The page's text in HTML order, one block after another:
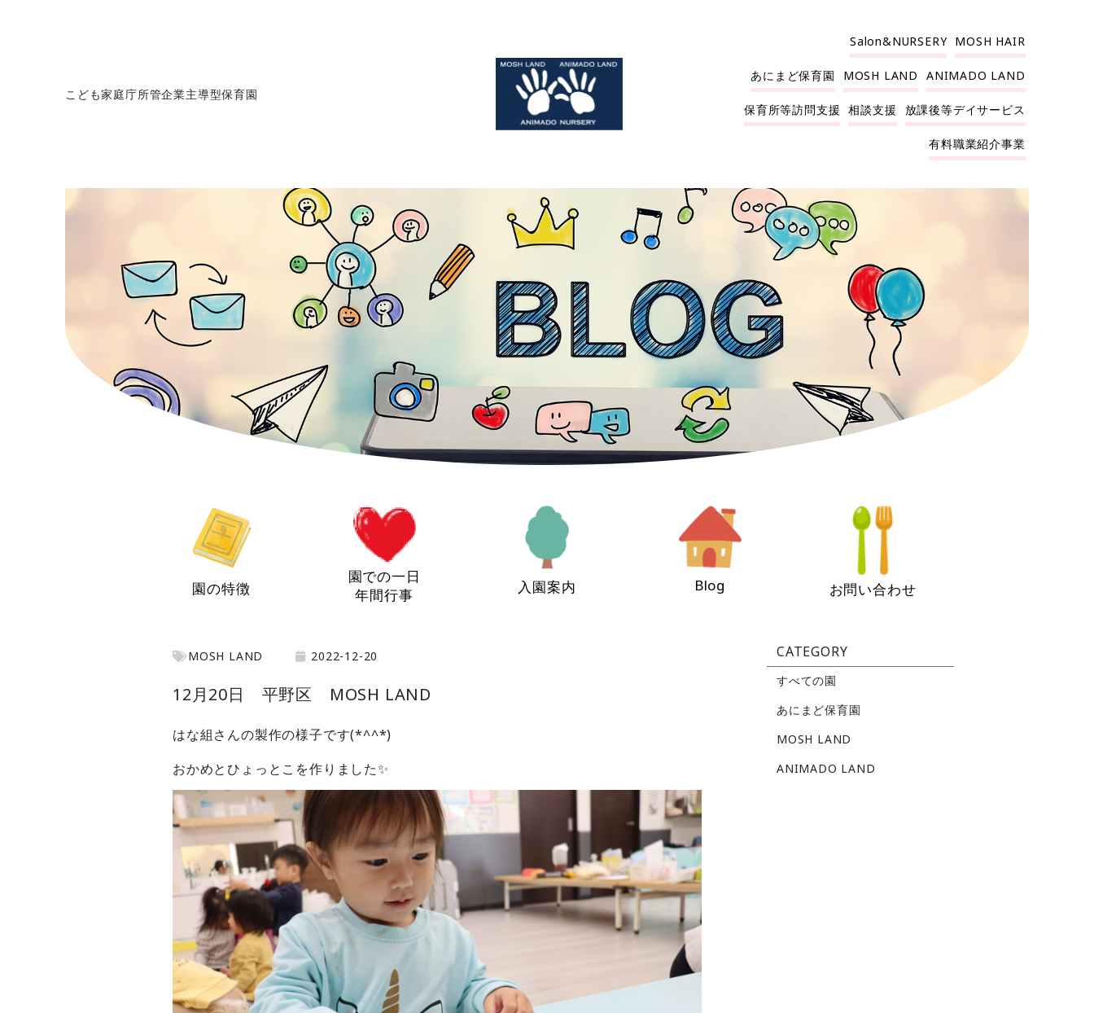
こども家庭庁所管企業主導型保育園
Salon&NURSERY MOSH HAIR
あにまど保育園 MOSH LAND ANIMADO LAND
保育所等訪問支援 相談支援 放課後等デイサービス
有料職業紹介事業
園の特徴
園での一日
年間行事
入園案内 Blog お問い合わせ
MOSH LAND 2022-12-20
12月20日 平野区 MOSH LAND
はな組さんの製作の様子です(*^^*)
おかめとひょっとこを作りました✨
CATEGORY
すべての園
あにまど保育園
MOSH LAND
ANIMADO LAND